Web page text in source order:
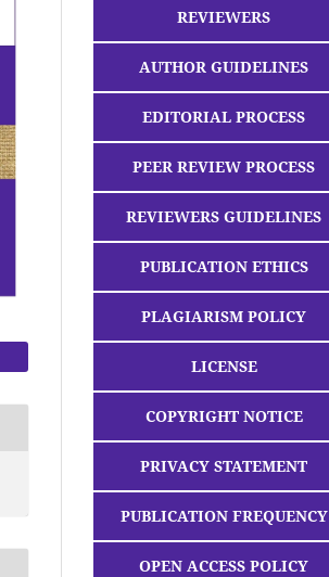
REVIEWERS
AUTHOR GUIDELINES
EDITORIAL PROCESS
PEER REVIEW PROCESS
REVIEWERS GUIDELINES
PUBLICATION ETHICS
PLAGIARISM POLICY
LICENSE
COPYRIGHT NOTICE
PRIVACY STATEMENT
PUBLICATION FREQUENCY
OPEN ACCESS POLICY